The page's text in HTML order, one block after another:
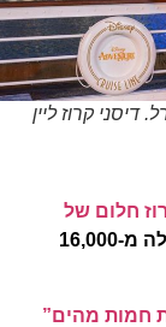
חלום של
– הייחודית בעולם הקרוזים. למעלה מ-16,000
מהים”